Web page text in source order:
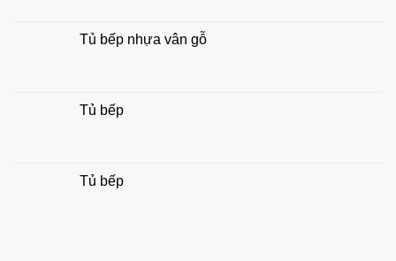
Tủ bếp nhựa vân gỗ
Tủ bếp
Tủ bếp